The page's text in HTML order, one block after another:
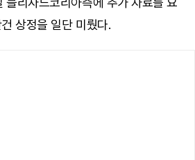
상정을 일단 미뤘다.